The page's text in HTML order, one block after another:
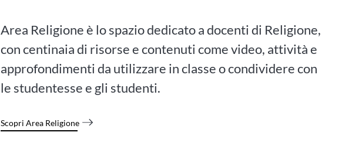
Area Religione è lo spazio dedicato a docenti di Religione,
con centinaia di risorse e contenuti come video, attività e
approfondimenti da utilizzare in classe o condividere con
le studentesse e gli studenti.
Scopri Area Religione